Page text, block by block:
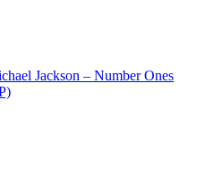
Jackson – Number Ones